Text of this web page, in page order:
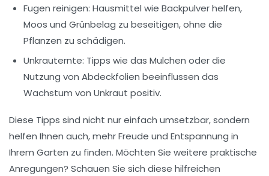
Fugen reinigen: Hausmittel wie Backpulver helfen,
Moos und Grünbelag zu beseitigen, ohne die
Pflanzen zu schädigen.
Unkrauternte: Tipps wie das Mulchen oder die
Nutzung von Abdeckfolien beeinflussen das
Wachstum von Unkraut positiv.
Diese Tipps sind nicht nur einfach umsetzbar, sondern
helfen Ihnen auch, mehr Freude und Entspannung in
Ihrem Garten zu finden. Möchten Sie weitere praktische
Anregungen? Schauen Sie sich diese hilfreichen